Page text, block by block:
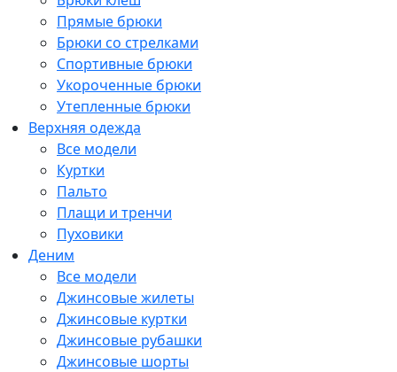
Прямые брюки
Брюки со стрелками
Спортивные брюки
Укороченные брюки
Утепленные брюки
Верхняя одежда
Все модели
Куртки
Пальто
Плащи и тренчи
Пуховики
Деним
Все модели
Джинсовые жилеты
Джинсовые куртки
Джинсовые рубашки
Джинсовые шорты